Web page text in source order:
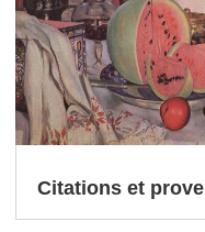
Citations et